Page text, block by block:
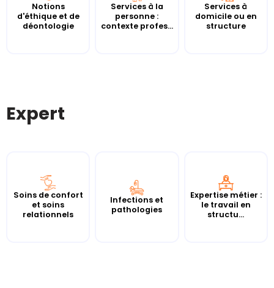
Notions
d'éthique et de
déontologie
Services à la
personne :
contexte profes...
Services à
domicile ou en
structure
Expert
Soins de confort
et soins
relationnels
Infections et
pathologies
Expertise métier :
le travail en
structu...